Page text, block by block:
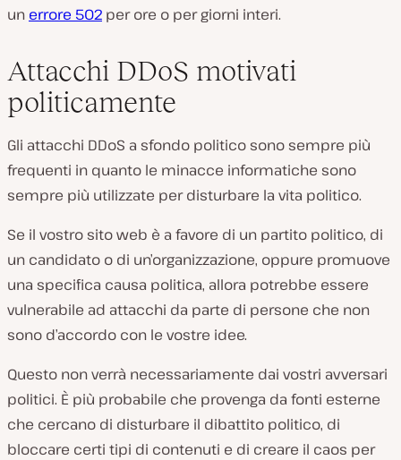
un errore 502 per ore o per giorni interi.
Attacchi DDoS motivati
politicamente
Gli attacchi DDoS a sfondo politico sono sempre più
frequenti in quanto le minacce informatiche sono
sempre più utilizzate per disturbare la vita politico.
Se il vostro sito web è a favore di un partito politico, di
un candidato o di un’organizzazione, oppure promuove
una specifica causa politica, allora potrebbe essere
vulnerabile ad attacchi da parte di persone che non
sono d’accordo con le vostre idee.
Questo non verrà necessariamente dai vostri avversari
politici. È più probabile che provenga da fonti esterne
che cercano di disturbare il dibattito politico, di
bloccare certi tipi di contenuti e di creare il caos per